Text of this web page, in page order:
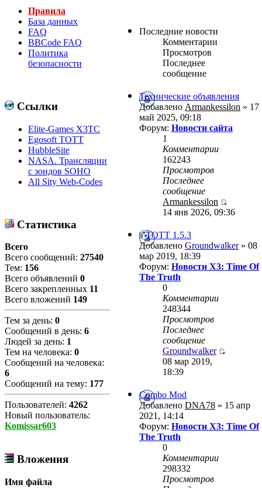
Правила
База данных
FAQ
BBCode FAQ
Политика
безопасности
Ссылки
Elite-Games X3TC
Egosoft TOTT
HubbleSite
NASA. Трансляции
с зондов SOHO
All Sity Web-Codes
Статистика
Всего
Всего сообщений: 27540
Тем: 156
Всего объявлений 0
Всего закрепленных 11
Всего вложений 149
Тем за день: 0
Сообщений в день: 6
Людей за день: 1
Тем на человека: 0
Сообщений на человека:
6
Сообщений на тему: 177
Пользователей: 4262
Новый пользователь:
Komissar603
Вложения
Имя файла
Последние новости
Комментарии
Просмотров
Последнее
сообщение
Технические объявления
Добавлено Armankessilon » 17
май 2025, 09:18
Форум: Новости сайта
1
Комментарии
162243
Просмотров
Последнее
сообщение
Armankessilon
14 янв 2026, 09:36
ТОТТ 1.5.3
Добавлено Groundwalker» 08
мар 2019, 18:39
Форум: Новости X3: Time Of
The Truth
0
Комментарии
248344
Просмотров
Последнее
сообщение
Groundwalker
08 мар 2019,
18:39
Combo Mod
Добавлено DNA78 » 15 апр
2021, 14:14
Форум: Новости X3: Time Of
The Truth
0
Комментарии
298332
Просмотров